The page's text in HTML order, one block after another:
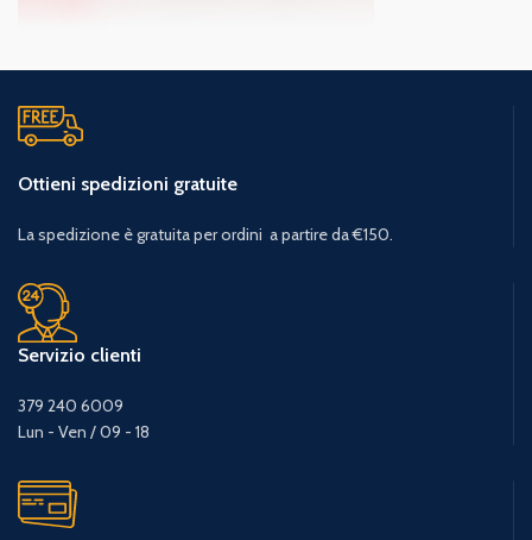
Ottieni spedizioni gratuite
La spedizione è gratuita per ordini a partire da €150.
Servizio clienti
379 240 6009
Lun - Ven / 09 - 18